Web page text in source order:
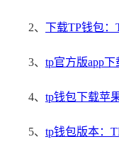
2、 下载TP钱包
3、 tp官方版app
4、 tp钱包下载苹
5、 tp钱包版本：